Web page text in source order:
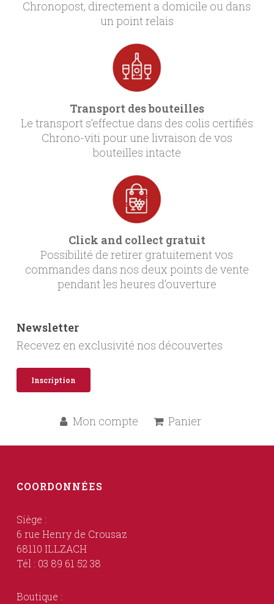
Chronopost, directement a domicile ou dans
un point relais
Transport des bouteilles
Le transport s’effectue dans des colis certifiés
Chrono-viti pour une livraison de vos
bouteilles intacte
Click and collect gratuit
Possibilité de retirer gratuitement vos
commandes dans nos deux points de vente
pendant les heures d’ouverture
Newsletter
Recevez en exclusivité nos découvertes
Inscription
Mon compte Panier
COORDONNÉES
Siège :
6 rue Henry de Crousaz
68110 ILLZACH
Tél : 03 89 61 52 38
Boutique :